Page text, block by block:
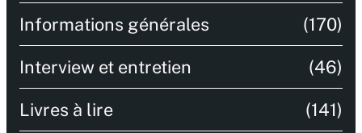
Informations générales (170)
Interview et entretien (46)
Livres à lire (141)